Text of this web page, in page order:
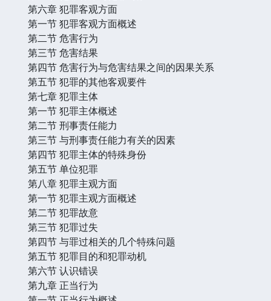
第六章 犯罪客观方面
第一节 犯罪客观方面概述
第二节 危害行为
第三节 危害结果
第四节 危害行为与危害结果之间的因果关系
第五节 犯罪的其他客观要件
第七章 犯罪主体
第一节 犯罪主体概述
第二节 刑事责任能力
第三节 与刑事责任能力有关的因素
第四节 犯罪主体的特殊身份
第五节 单位犯罪
第八章 犯罪主观方面
第一节 犯罪主观方面概述
第二节 犯罪故意
第三节 犯罪过失
第四节 与罪过相关的几个特殊问题
第五节 犯罪目的和犯罪动机
第六节 认识错误
第九章 正当行为